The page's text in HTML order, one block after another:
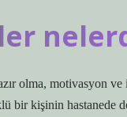
motivasyon ve
bir kişinin hastanede